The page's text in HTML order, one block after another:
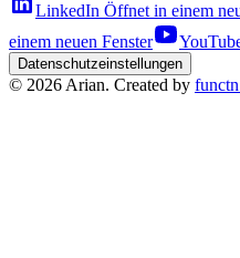
LinkedIn Öffnet in einem
einem neuen Fenster
Datenschutzeinstellungen
© 2026Arian. Created by